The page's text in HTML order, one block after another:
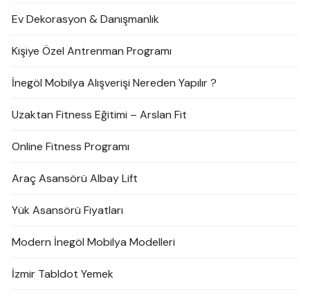
Ev Dekorasyon & Danışmanlık
Kişiye Özel Antrenman Programı
İnegöl Mobilya Alışverişi Nereden Yapılır ?
Uzaktan Fitness Eğitimi – Arslan Fit
Online Fitness Programı
Araç Asansörü Albay Lift
Yük Asansörü Fiyatları
Modern İnegöl Mobilya Modelleri
İzmir Tabldot Yemek